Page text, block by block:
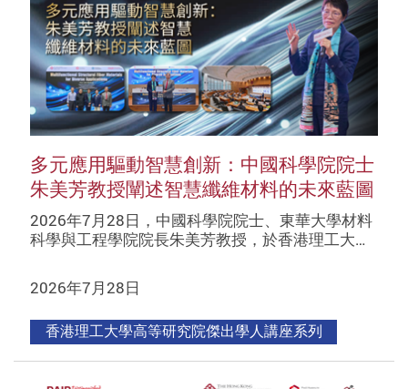
多元應用驅動智慧創新：中國科學院院士
朱美芳教授闡述智慧纖維材料的未來藍圖
2026年7月28日，中國科學院院士、東華大學材料
科學與工程學院院長朱美芳教授，於香港理工大…
2026年7月28日
香港理工大學高等研究院傑出學人講座系列